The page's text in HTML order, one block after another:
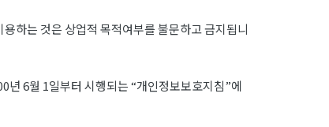
하는 것은 상업적 목적여부를 불문하고 금지됩니
년 6월 1일부터 시행되는 “개인정보보호지침”에